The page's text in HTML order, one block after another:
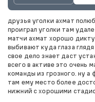
друзья уголки ахмат
проиграл уголки там
матчи ахмат хорошо
выбивают куда глаза
свое дело знает даст
всего в активе это очень
команды из грозного. ну а
там ему место более
нижний с хорошими